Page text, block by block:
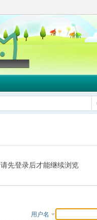
请先登录后才能继续浏览
用户名